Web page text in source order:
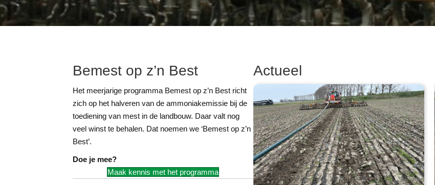
Bemest op z’n Best
Het meerjarige programma Bemest op z’n Best richt
zich op het halveren van de ammoniakemissie bij de
toediening van mest in de landbouw. Daar valt nog
veel winst te behalen. Dat noemen we ‘Bemest op z’n
Best’.
Doe je mee?
Maak kennis met het programma
Actueel